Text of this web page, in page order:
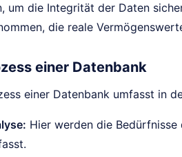
um die Integrität der Daten
die reale
einer Datenbank
einer Datenbank umfasst in
Hier werden die